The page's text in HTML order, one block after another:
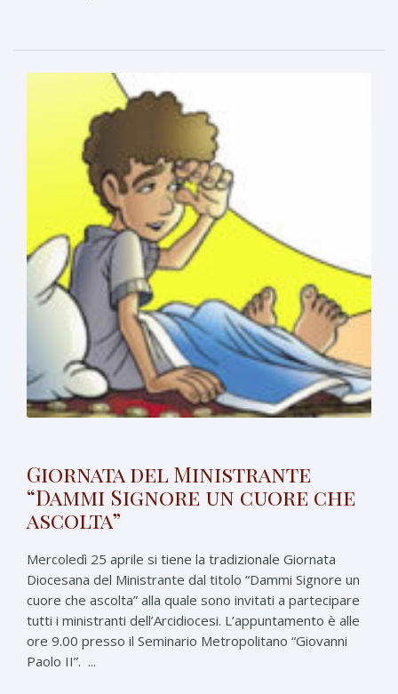
Giornata del Ministrante
“Dammi Signore un cuore che
ascolta”
Mercoledì 25 aprile si tiene la tradizionale Giornata
Diocesana del Ministrante dal titolo “Dammi Signore un
cuore che ascolta” alla quale sono invitati a partecipare
tutti i ministranti dell’Arcidiocesi. L’appuntamento è alle
ore 9.00 presso il Seminario Metropolitano “Giovanni
Paolo II”. ...